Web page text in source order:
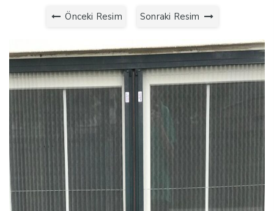
Önceki Resim Sonraki Resim